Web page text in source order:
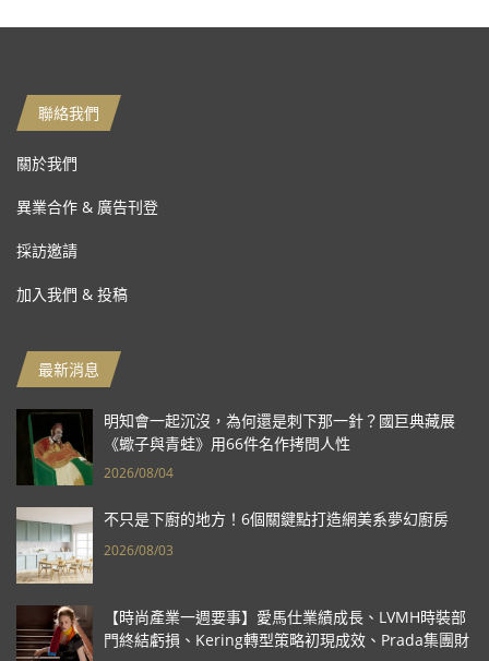
聯絡我們
關於我們
異業合作 & 廣告刊登
採訪邀請
加入我們 & 投稿
最新消息
明知會一起沉沒，為何還是刺下那一針？國巨典藏展
《蠍子與青蛙》用66件名作拷問人性
2026/08/04
不只是下廚的地方！6個關鍵點打造網美系夢幻廚房
2026/08/03
【時尚產業一週要事】愛馬仕業績成長、LVMH時裝部
門終結虧損、Kering轉型策略初現成效、Prada集團財